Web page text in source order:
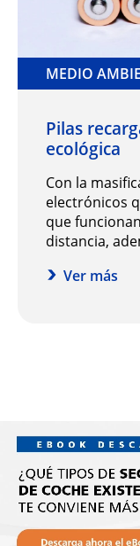
MEDIO
Pilas
ecológica
Con la
electrónicos
que
distancia,
Ver más